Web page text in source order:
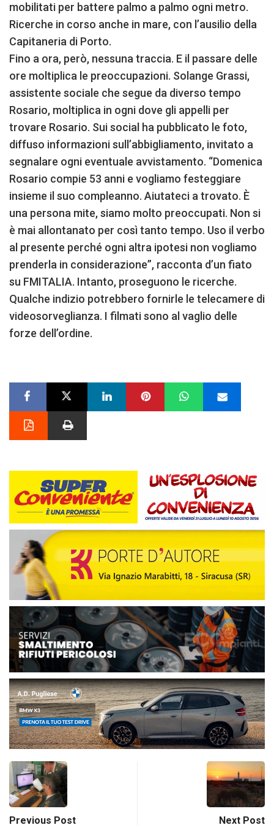
mobilitati per battere palmo a palmo ogni metro.
Ricerche in corso anche in mare, con l’ausilio della
Capitaneria di Porto.
Fino a ora, però, nessuna traccia. E il passare delle
ore moltiplica le preoccupazioni. Solange Grassi,
assistente sociale che segue da diverso tempo
Rosario, moltiplica in ogni dove gli appelli per
trovare Rosario. Sui social ha pubblicato le foto,
diffuso informazioni sull’abbigliamento, invitato a
segnalare ogni eventuale avvistamento. “Domenica
Rosario compie 53 anni e vogliamo festeggiare
insieme il suo compleanno. Aiutateci a trovato. È
una persona mite, siamo molto preoccupati. Non si
è mai allontanato per così tanto tempo. Uso il verbo
al presente perché ogni altra ipotesi non vogliamo
prenderla in considerazione”, racconta d’un fiato
su FMITALIA. Intanto, proseguono le ricerche.
Qualche indizio potrebbero fornirle le telecamere di
videosorveglianza. I filmati sono al vaglio delle
forze dell’ordine.
Previous Post Next Post